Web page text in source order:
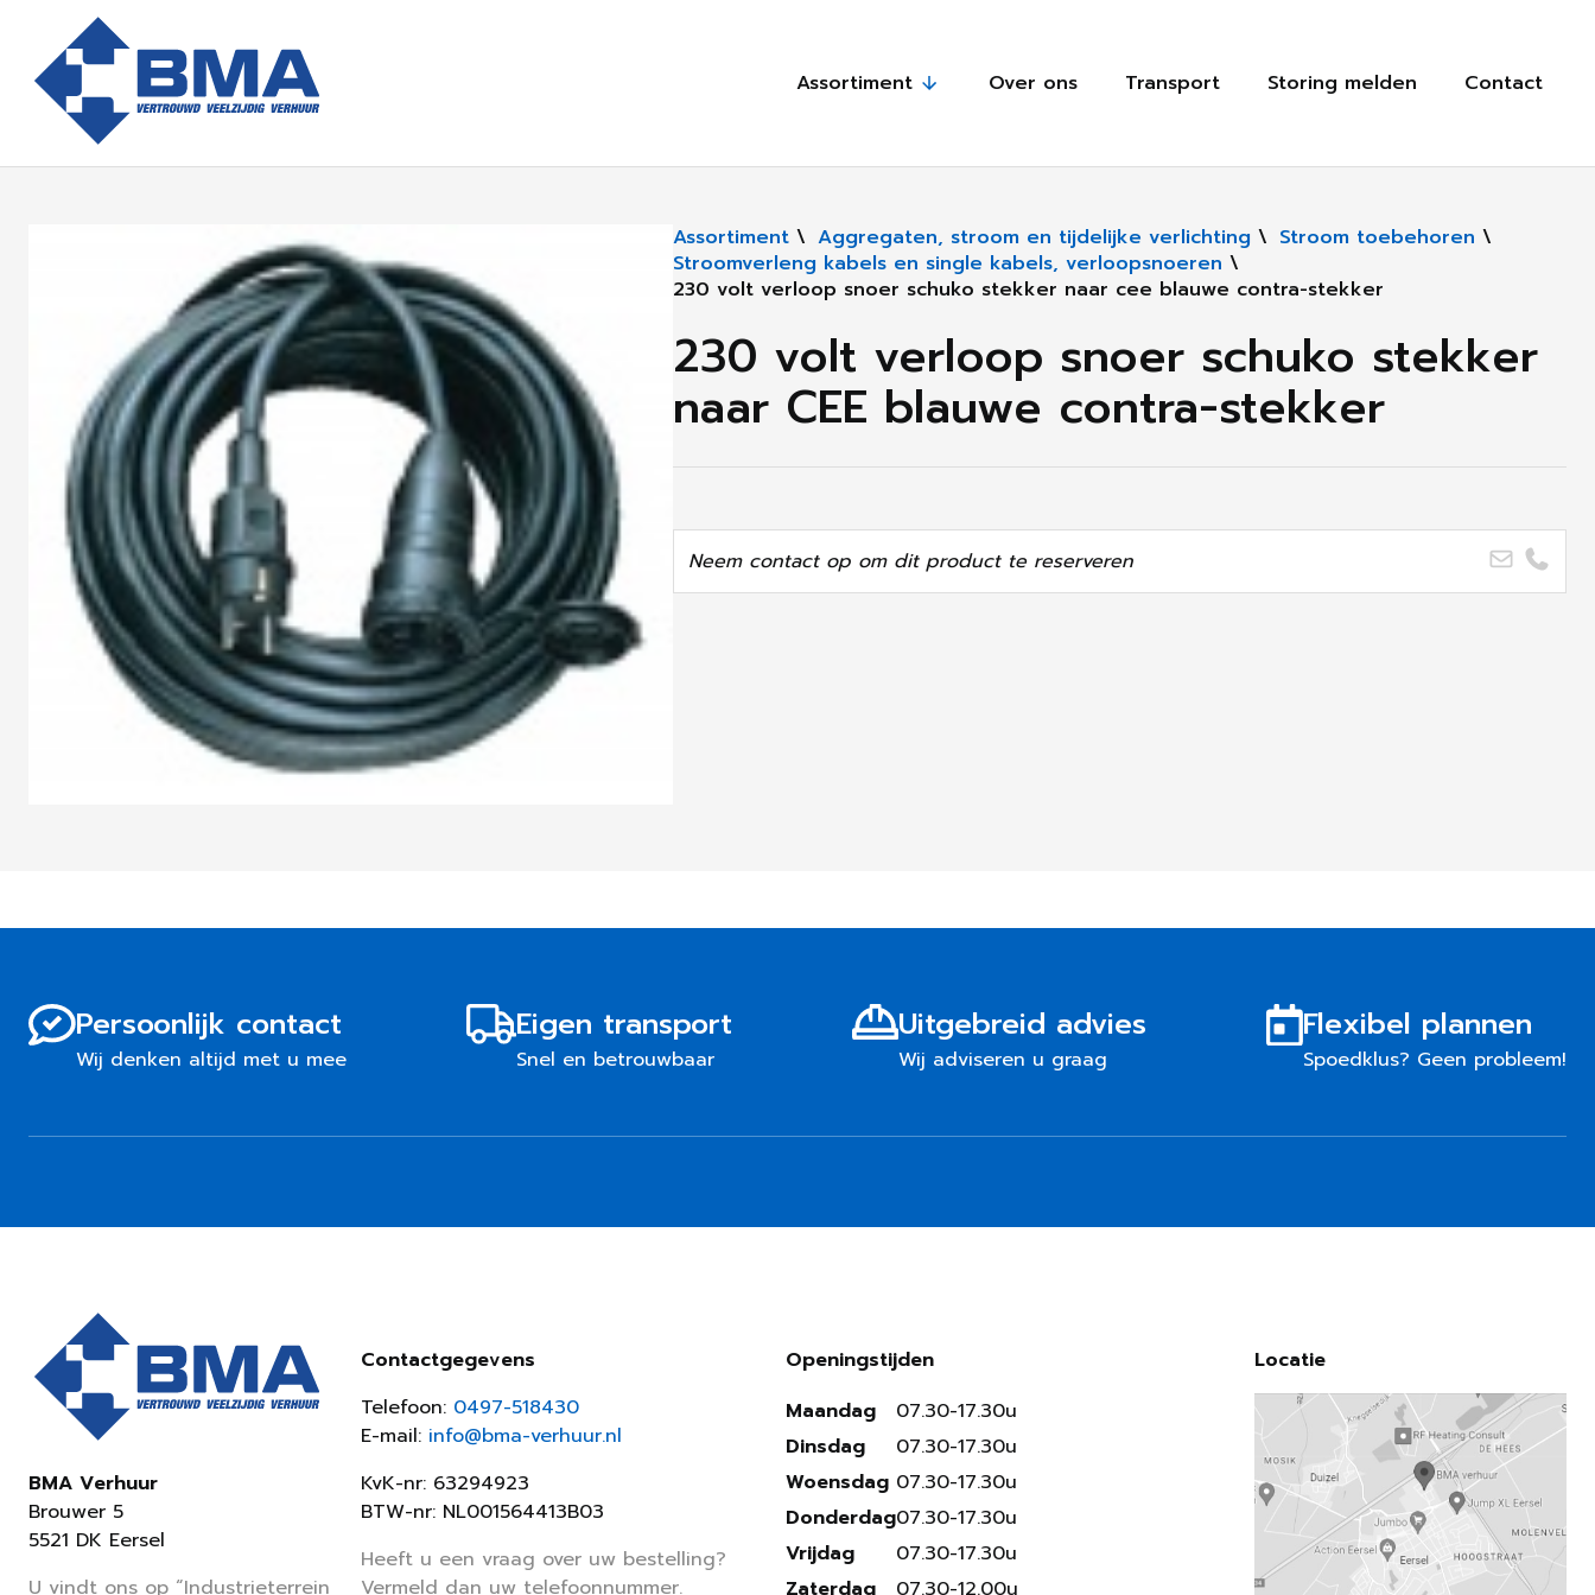
Assortiment Over ons Transport Storing melden Contact
Assortiment \ Aggregaten, stroom en tijdelijke verlichting \ Stroom toebehoren \
Stroomverleng kabels en single kabels, verloopsnoeren \
230 volt verloop snoer schuko stekker naar cee blauwe contra-stekker
230 volt verloop snoer schuko stekker
naar CEE blauwe contra-stekker
Neem contact op om dit product te reserveren
Persoonlijk contact
Wij denken altijd met u mee
Eigen transport
Snel en betrouwbaar
Uitgebreid advies
Wij adviseren u graag
Flexibel plannen
Spoedklus? Geen probleem!
BMA Verhuur
Brouwer 5
5521 DK Eersel
U vindt ons op “Industrieterrein
Contactgegevens
Telefoon: 0497-518430
E-mail: info@bma-verhuur.nl
KvK-nr: 63294923
BTW-nr: NL001564413B03
Heeft u een vraag over uw bestelling?
Vermeld dan uw telefoonnummer.
Openingstijden
Maandag
Dinsdag
Woensdag
Donderdag
Vrijdag
Zaterdag
07.30-17.30u
07.30-17.30u
07.30-17.30u
07.30-17.30u
07.30-17.30u
07.30-12.00u
Locatie